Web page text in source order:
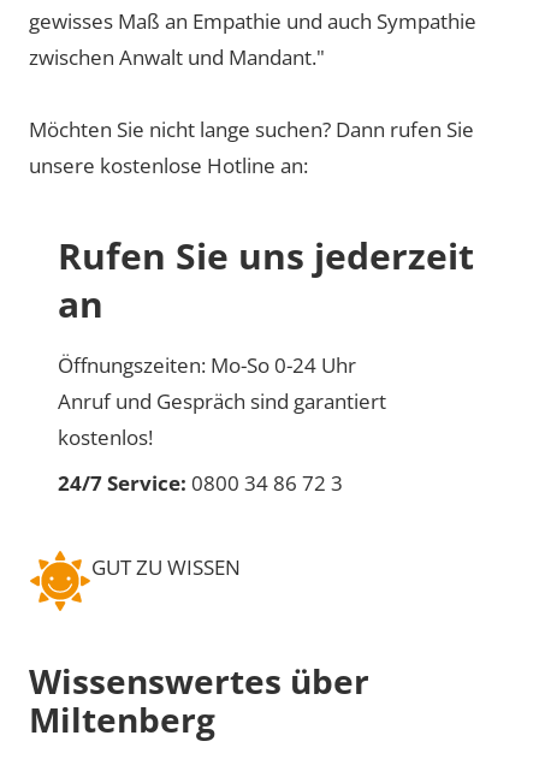
gewisses Maß an Empathie und auch Sympathie
zwischen Anwalt und Mandant."
Möchten Sie nicht lange suchen? Dann rufen Sie
unsere kostenlose Hotline an:
Rufen Sie uns jederzeit
an
Öffnungszeiten: Mo-So 0-24 Uhr
Anruf und Gespräch sind garantiert
kostenlos!
24/7 Service: 0800 34 86 72 3
GUT ZU WISSEN
Wissenswertes über
Miltenberg